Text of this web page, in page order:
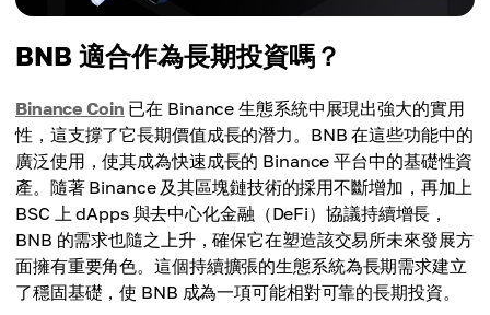
BNB 適合作為長期投資嗎？
Binance Coin 已在 Binance 生態系統中展現出強大的實用
性，這支撐了它長期價值成長的潛力。BNB 在這些功能中的
廣泛使用，使其成為快速成長的 Binance 平台中的基礎性資
產。隨著 Binance 及其區塊鏈技術的採用不斷增加，再加上
BSC 上 dApps 與去中心化金融（DeFi）協議持續增長，
BNB 的需求也隨之上升，確保它在塑造該交易所未來發展方
面擁有重要角色。這個持續擴張的生態系統為長期需求建立
了穩固基礎，使 BNB 成為一項可能相對可靠的長期投資。